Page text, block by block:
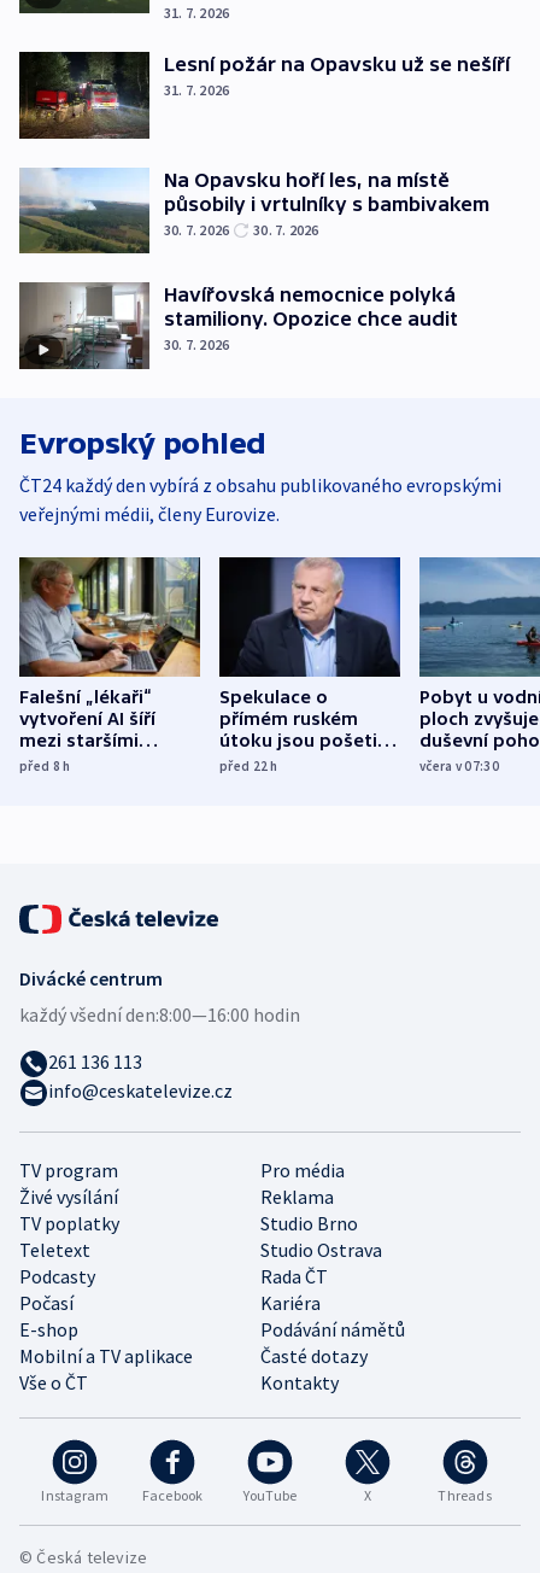
31. 7. 2026
Lesní požár na Opavsku už se nešíří
31. 7. 2026
Na Opavsku hoří les, na místě
působily i vrtulníky s bambivakem
30. 7. 2026 30. 7. 2026
Havířovská nemocnice polyká
stamiliony. Opozice chce audit
30. 7. 2026
Evropský pohled
ČT24 každý den vybírá z obsahu publikovaného evropskými
veřejnými médii, členy Eurovize.
Falešní „lékaři“
vytvoření AI šíří
mezi staršími
Poláky nebezpečné
před 8h
Spekulace o
přímém ruském
útoku jsou pošetilé,
míní estonský
před 22h
Pobyt u
ploch zvyšuje
duševní
ukázala
včera v 07:30
Instagram Facebook YouTube X Threads
TV program
Pro média
Živé vysílání
Reklama
TV poplatky
Studio Brno
Teletext
Studio Ostrava
Podcasty
Rada ČT
Počasí
Kariéra
E-shop
Podávání námětů
Mobilní a TV aplikace
Časté dotazy
Vše o ČT
Kontakty
Divácké centrum
každý všední den:8:00—16:00 hodin
261 136 113
info@ceskatelevize.cz
© Česká televize